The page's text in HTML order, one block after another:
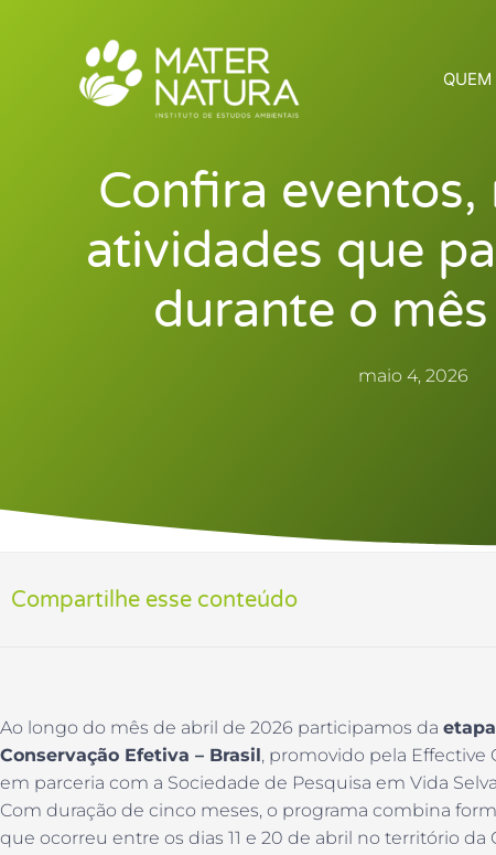
Confira eventos,
atividades que
durante o
maio 4, 2026
Compartilhe esse conteúdo
Ao longo do mês de abril de 2026 participamos da
Conservação Efetiva – Brasil, promovido pela Effective
em parceria com a Sociedade de Pesquisa em Vida
Com duração de cinco meses, o programa combina
que ocorreu entre os dias 11 e 20 de abril no território da